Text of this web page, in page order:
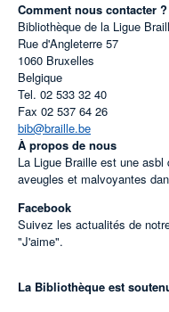
Comment nous contacter ?
Bibliothèque de la Ligue
Rue d'Angleterre 57
1060 Bruxelles
Belgique
Tel. 02 533 32 40
Fax 02 537 64 26
bib@braille.be
À propos de nous
La Ligue Braille est une
aveugles et malvoyantes
Facebook
Suivez les actualités de
"J'aime".
La Bibliothèque est